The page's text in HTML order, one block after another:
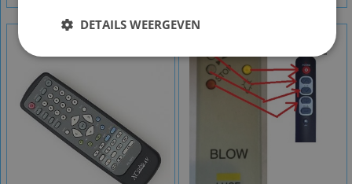
DETAILS WEERGEVEN